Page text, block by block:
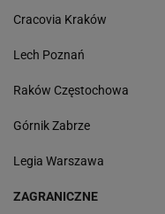
Cracovia Kraków
Lech Poznań
Raków Częstochowa
Górnik Zabrze
Legia Warszawa
ZAGRANICZNE